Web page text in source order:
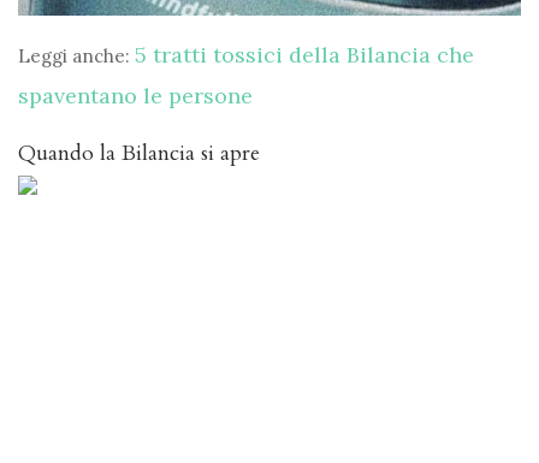
Leggi anche: 5 tratti tossici della Bilancia che
spaventano le persone
Quando la Bilancia si apre